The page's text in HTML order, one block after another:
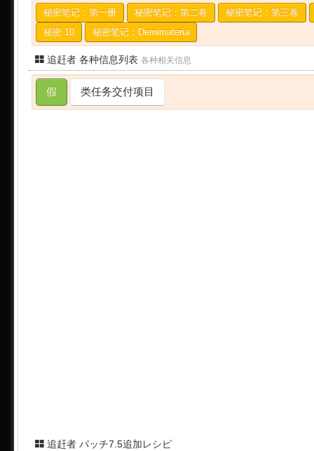
秘密笔记：第一册 秘密笔记：第二卷
秘密笔记：第三卷
秘密 10
秘密笔记：Demimateria
追赶者 各种信息列表 各种相关信息
假 类任务交付项目
追赶者 パッチ7.5追加レシピ